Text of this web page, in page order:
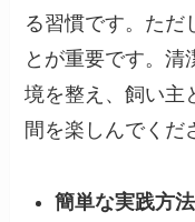
る習慣です。ただ
とが重要です。清
境を整え、飼い主
間を楽しんでくだ
簡単な実践方法